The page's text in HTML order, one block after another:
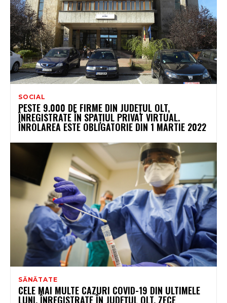
SOCIAL
PESTE 9.000 DE FIRME DIN JUDEȚUL OLT,
ÎNREGISTRATE ÎN SPAȚIUL PRIVAT VIRTUAL.
ÎNROLAREA ESTE OBLIGATORIE DIN 1 MARTIE 2022
SĂNĂTATE
CELE MAI MULTE CAZURI COVID-19 DIN ULTIMELE
LUNI, ÎNREGISTRATE ÎN JUDEȚUL OLT. ZECE